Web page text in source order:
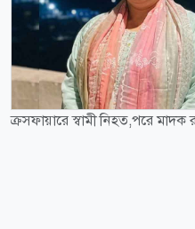
ক্রসফায়ারে স্বামী নিহত,পরে মাদক